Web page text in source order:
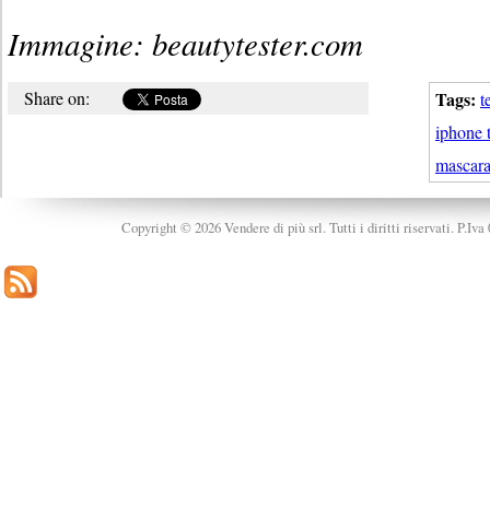
Immagine: beautytester.com
Tags:
iphone
mascara
Share on:
Copyright © 2026 Vendere di più srl. Tutti i diritti riservati. P.Iva